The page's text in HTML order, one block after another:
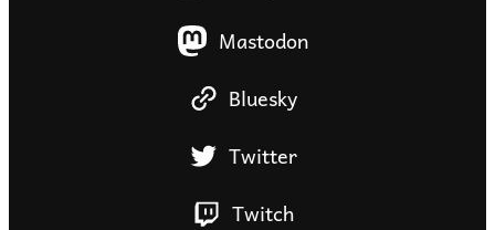
Mastodon
Bluesky
Twitter
Twitch